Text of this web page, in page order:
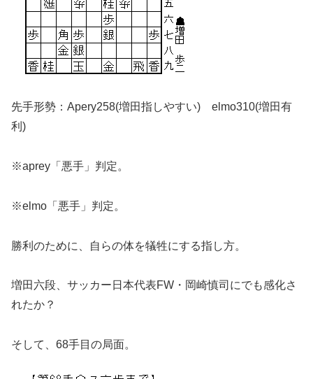
先手形勢：Apery258(増田指しやすい) elmo310(増田有
利)
※aprey「悪手」判定。
※elmo「悪手」判定。
勝利のために、自らの体を犠牲にする指し方。
増田六段、サッカー日本代表FW・岡崎慎司にでも感化さ
れたか？
そして、68手目の局面。